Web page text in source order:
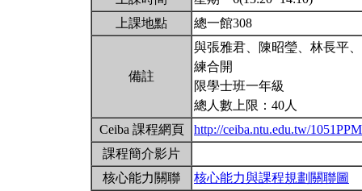
上課地點
總一館308
備註
與張雅君、陳昭瑩、林長平
練合開
限學士班一年級
總人數上限：40人
Ceiba 課程網頁
http://ceiba.ntu.edu.tw/
課程簡介影片
核心能力關聯
核心能力與課程規劃關聯圖